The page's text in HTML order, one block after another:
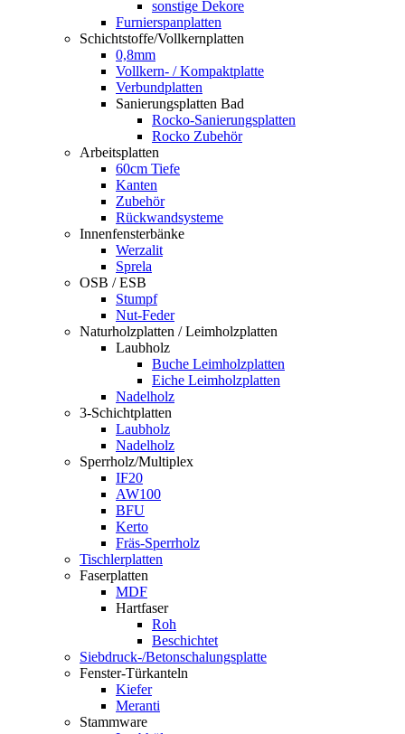
sonstige Dekore
Furnierspanplatten
Schichtstoffe/Vollkernplatten
0,8mm
Vollkern- / Kompaktplatte
Verbundplatten
Sanierungsplatten Bad
Rocko-Sanierungsplatten
Rocko Zubehör
Arbeitsplatten
60cm Tiefe
Kanten
Zubehör
Rückwandsysteme
Innenfensterbänke
Werzalit
Sprela
OSB / ESB
Stumpf
Nut-Feder
Naturholzplatten / Leimholzplatten
Laubholz
Buche Leimholzplatten
Eiche Leimholzplatten
Nadelholz
3-Schichtplatten
Laubholz
Nadelholz
Sperrholz/Multiplex
IF20
AW100
BFU
Kerto
Fräs-Sperrholz
Tischlerplatten
Faserplatten
MDF
Hartfaser
Roh
Beschichtet
Siebdruck-/Betonschalungsplatte
Fenster-Türkanteln
Kiefer
Meranti
Stammware